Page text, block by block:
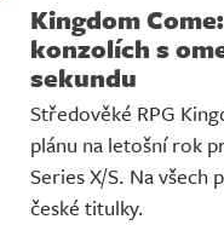
Kingdom
konzolích s
sekundu
Středověké RPG
plánu na letošní rok
Series X/S. Na všech
české titulky.